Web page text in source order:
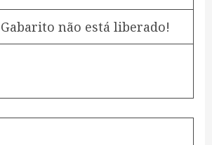
Gabarito não está liberado!